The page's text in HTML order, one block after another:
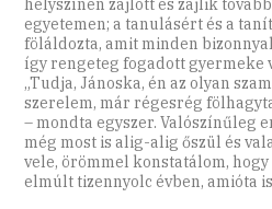
helyszínen zajlott és zajlik
egyetemen; a tanulásért és a
föláldozta, amit minden
így rengeteg fogadott gyermeke
„Tudja, Jánoska, én az olyan
szerelem, már régesrég
– mondta egyszer. Valószínűleg
még most is alig-alig őszül és
vele, örömmel konstatálom,
elmúlt tizennyolc évben, amióta